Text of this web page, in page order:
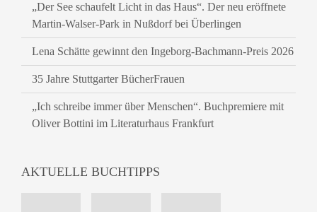
„Der See schaufelt Licht in das Haus“. Der neu eröffnete
Martin-Walser-Park in Nußdorf bei Überlingen
Lena Schätte gewinnt den Ingeborg-Bachmann-Preis 2026
35 Jahre Stuttgarter BücherFrauen
„Ich schreibe immer über Menschen“. Buchpremiere mit
Oliver Bottini im Literaturhaus Frankfurt
AKTUELLE BUCHTIPPS